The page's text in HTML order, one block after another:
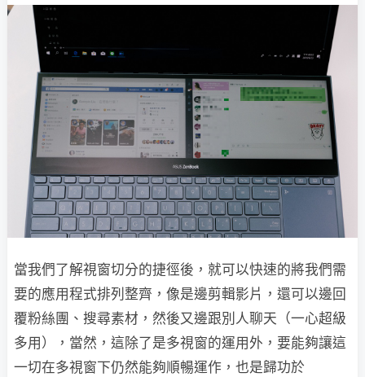
當我們了解視窗切分的捷徑後，就可以快速的將我們需
要的應用程式排列整齊，像是邊剪輯影片，還可以邊回
覆粉絲團、搜尋素材，然後又邊跟別人聊天（一心超級
多用），當然，這除了是多視窗的運用外，要能夠讓這
一切在多視窗下仍然能夠順暢運作，也是歸功於